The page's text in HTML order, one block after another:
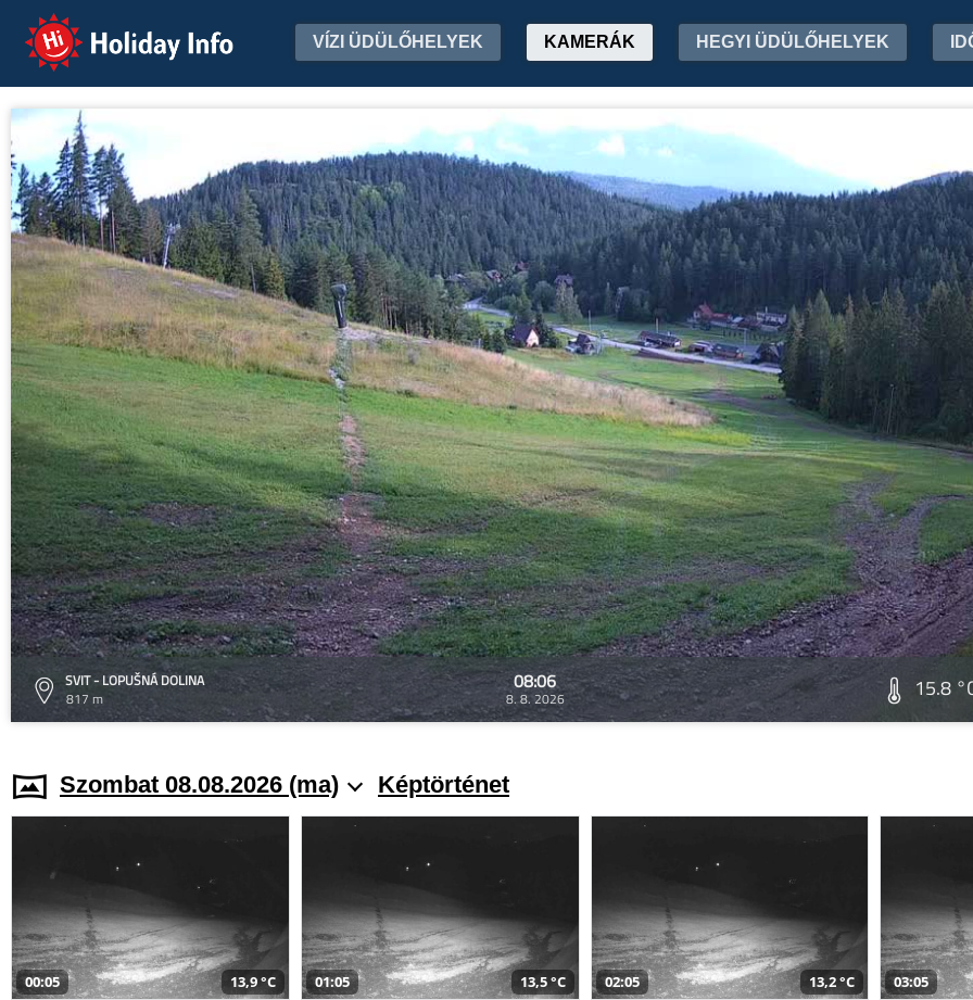
Holiday Info VÍZI ÜDÜLŐHELYEK KAMERÁK HEGYI ÜDÜLŐHELYEK
SVIT - LOPUŠNÁ DOLINA
817 m
08:06
8. 8. 2026 15.8
Szombat 08.08.2026 (ma) Képtörténet
00:05 13,9 °C 01:05 13,5 °C 02:05 13,2 °C 03:05